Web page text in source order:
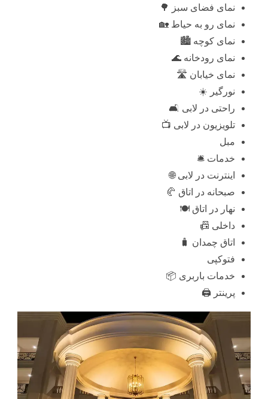
نمای فضای سبز 🌳
نمای رو به حیاط 🏡
نمای کوچه 🏙️
نمای رودخانه 🌊
نمای خیابان 🛣️
نورگیر ☀️
راحتی در لابی 🛋️
تلویزیون در لابی 📺
مبل
خدمات 🛎️
اینترنت در لابی 🌐
صبحانه در اتاق 🥐
نهار در اتاق 🍽️
داخلی 📠
اتاق چمدان 🧳
فتوکپی
خدمات باربری 📦
پرینتر 🖨️